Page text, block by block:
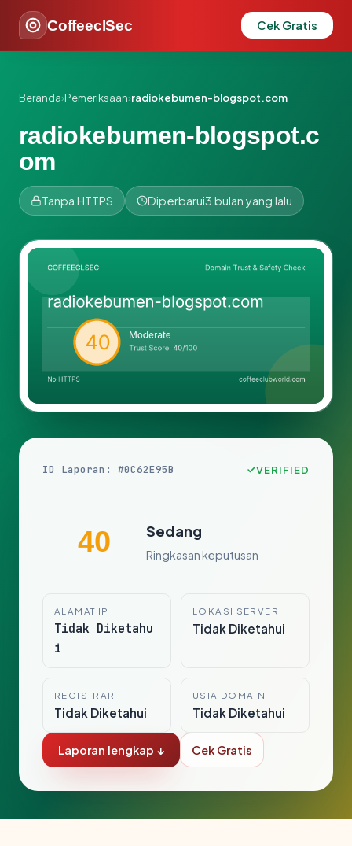
CoffeeclSec Cek Gratis
Beranda›Pemeriksaan›radiokebumen-blogspot.com
radiokebumen-blogspot.c
om
Tanpa HTTPS Diperbarui3 bulan yang lalu
ID Laporan: #0C62E95B VERIFIED
40 Sedang
Ringkasan keputusan
ALAMAT IP
Tidak Diketahu
i
LOKASI SERVER
Tidak Diketahui
REGISTRAR
Tidak Diketahui
USIA DOMAIN
Tidak Diketahui
Laporan lengkap ↓ Cek Gratis